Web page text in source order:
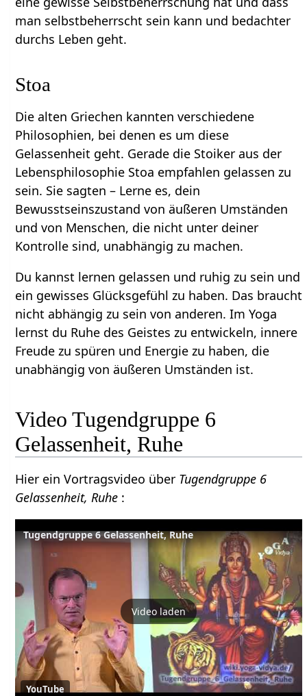
man selbstbeherrscht sein kann und bedachter
durchs Leben geht.
Stoa
Die alten Griechen kannten verschiedene
Philosophien, bei denen es um diese
Gelassenheit geht. Gerade die Stoiker aus der
Lebensphilosophie Stoa empfahlen gelassen zu
sein. Sie sagten – Lerne es, dein
Bewusstseinszustand von äußeren Umständen
und von Menschen, die nicht unter deiner
Kontrolle sind, unabhängig zu machen.
Du kannst lernen gelassen und ruhig zu sein und
ein gewisses Glücksgefühl zu haben. Das braucht
nicht abhängig zu sein von anderen. Im Yoga
lernst du Ruhe des Geistes zu entwickeln, innere
Freude zu spüren und Energie zu haben, die
unabhängig von äußeren Umständen ist.
Video Tugendgruppe 6
Gelassenheit, Ruhe
Hier ein Vortragsvideo über Tugendgruppe 6
Gelassenheit, Ruhe :
Tugendgruppe 6 Gelassenheit, Ruhe
Video laden
YouTube